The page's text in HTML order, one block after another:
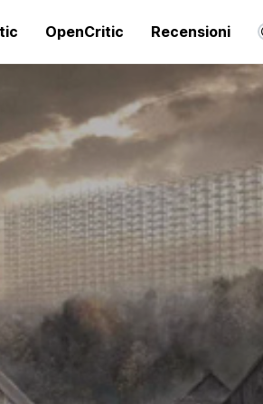
OpenCritic Recensioni